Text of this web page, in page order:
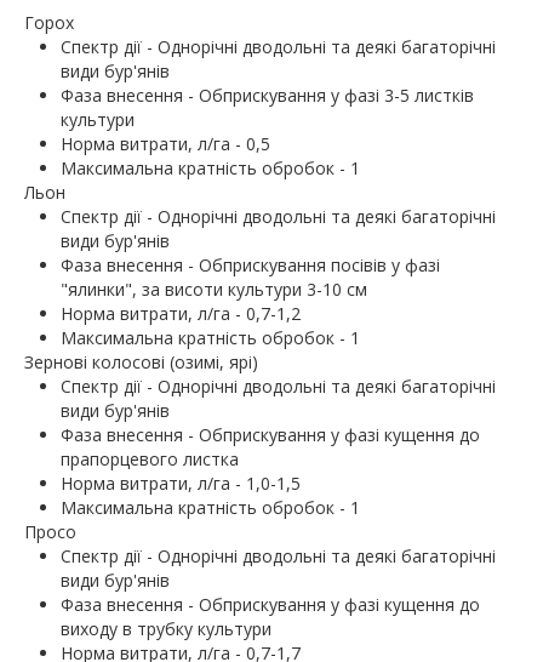
Горох
Спектр дії - Однорічні дводольні та деякі багаторічні
види бур'янів
Фаза внесення - Обприскування у фазі 3-5 листків
культури
Норма витрати, л/га - 0,5
Максимальна кратність обробок - 1
Льон
Спектр дії - Однорічні дводольні та деякі багаторічні
види бур'янів
Фаза внесення - Обприскування посівів у фазі
"ялинки", за висоти культури 3-10 см
Норма витрати, л/га - 0,7-1,2
Максимальна кратність обробок - 1
Зернові колосові (озимі, ярі)
Спектр дії - Однорічні дводольні та деякі багаторічні
види бур'янів
Фаза внесення - Обприскування у фазі кущення до
прапорцевого листка
Норма витрати, л/га - 1,0-1,5
Максимальна кратність обробок - 1
Просо
Спектр дії - Однорічні дводольні та деякі багаторічні
види бур'янів
Фаза внесення - Обприскування у фазі кущення до
виходу в трубку культури
Норма витрати, л/га - 0,7-1,7